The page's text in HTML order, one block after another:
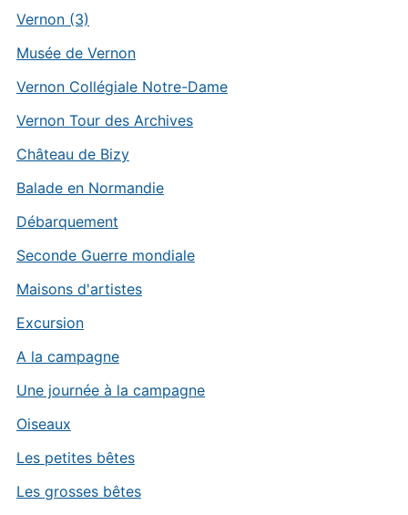
Vernon (3)
Musée de Vernon
Vernon Collégiale Notre-Dame
Vernon Tour des Archives
Château de Bizy
Balade en Normandie
Débarquement
Seconde Guerre mondiale
Maisons d'artistes
Excursion
A la campagne
Une journée à la campagne
Oiseaux
Les petites bêtes
Les grosses bêtes